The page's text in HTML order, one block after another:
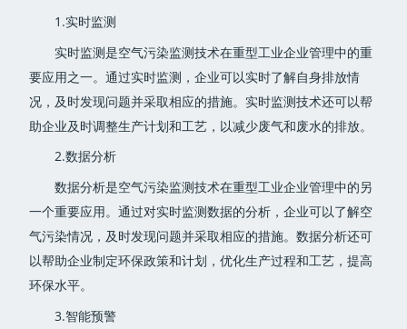
1.实时监测
实时监测是空气污染监测技术在重型工业企业管理中的重
要应用之一。通过实时监测，企业可以实时了解自身排放情
况，及时发现问题并采取相应的措施。实时监测技术还可以帮
助企业及时调整生产计划和工艺，以减少废气和废水的排放。
2.数据分析
数据分析是空气污染监测技术在重型工业企业管理中的另
一个重要应用。通过对实时监测数据的分析，企业可以了解空
气污染情况，及时发现问题并采取相应的措施。数据分析还可
以帮助企业制定环保政策和计划，优化生产过程和工艺，提高
环保水平。
3.智能预警